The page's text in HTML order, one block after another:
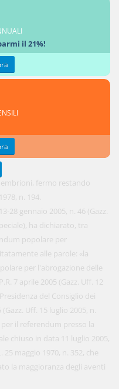
fermo restando
n. 194.
28 gennaio 2005, n. 46 (Gazz.
ha dichiarato, tra
popolare per
alle parole: «la
per l'abrogazione delle
7 aprile 2005 (Gazz. Uff. 12
del Consiglio dei
Uff. 15 luglio 2005, n.
il referendum presso la
chiuso in data 11 luglio 2005,
maggio 1970, n. 352, che
la maggioranza degli aventi
il 21%!